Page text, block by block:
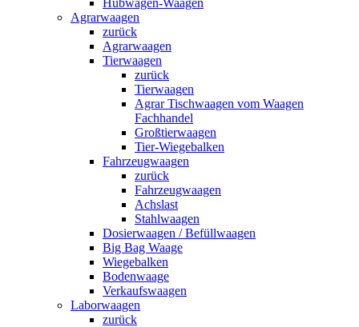
Hubwagen-Waagen
Agrarwaagen
zurück
Agrarwaagen
Tierwaagen
zurück
Tierwaagen
Agrar Tischwaagen vom Waagen
Fachhandel
Großtierwaagen
Tier-Wiegebalken
Fahrzeugwaagen
zurück
Fahrzeugwaagen
Achslast
Stahlwaagen
Dosierwaagen / Befüllwaagen
Big Bag Waage
Wiegebalken
Bodenwaage
Verkaufswaagen
Laborwaagen
zurück